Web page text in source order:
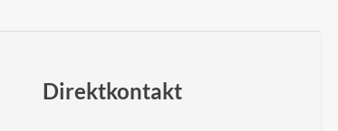
Direktkontakt